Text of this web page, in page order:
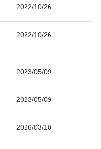
2022/10/26
2022/10/26
2023/05/09
2023/05/09
2026/03/10